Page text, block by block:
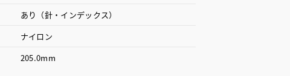
あり（針・インデックス）
ナイロン
205.0mm